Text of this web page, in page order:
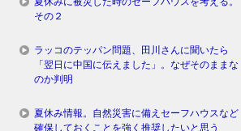
その２
ラッコのテッパン問題、田川さんに聞いたら
「翌日に中国に伝えました」。なぜそのままな
のか判明
夏休み情報。自然災害に備えセーフハウスなど
確保しておくことを強く推奨したいと思う